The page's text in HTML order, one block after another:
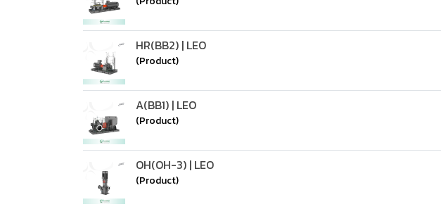
HR(BB2) | LEO
(Product)
A(BB1) | LEO
(Product)
OH(OH-3) | LEO
(Product)